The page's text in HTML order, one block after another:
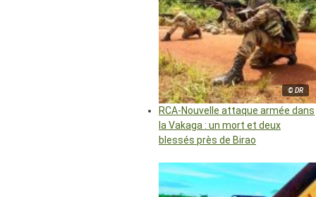
© DR
RCA-Nouvelle attaque armée dans
la Vakaga : un mort et deux
blessés près de Birao